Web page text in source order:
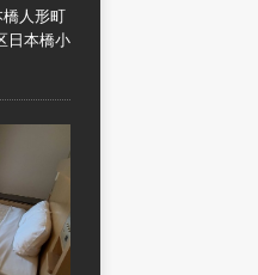
人形町
日本橋小